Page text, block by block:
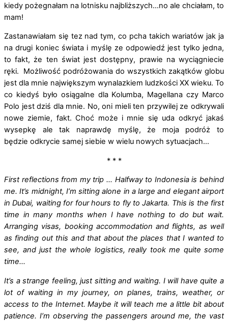
kiedy pożegnałam na lotnisku najbliższych…no ale chciałam, to
mam!
Zastanawiałam się tez nad tym, co pcha takich wariatów jak ja
na drugi koniec świata i myślę ze odpowiedź jest tylko jedna,
to fakt, że ten świat jest dostępny, prawie na wyciągniecie
ręki. Możliwość podróżowania do wszystkich zakątków globu
jest dla mnie największym wynalazkiem ludzkości XX wieku. To
co kiedyś było osiągalne dla Kolumba, Magellana czy Marco
Polo jest dziś dla mnie. No, oni mieli ten przywilej ze odkrywali
nowe ziemie, fakt. Choć może i mnie się uda odkryć jakaś
wysepkę ale tak naprawdę myślę, że moja podróż to
będzie odkrycie samej siebie w wielu nowych sytuacjach…
* * *
First reflections from my trip … Halfway to Indonesia is behind
me. It’s midnight, I’m sitting alone in a large and elegant airport
in Dubai, waiting for four hours to fly to Jakarta. This is the first
time in many months when I have nothing to do but wait.
Arranging visas, booking accommodation and flights, as well
as finding out this and that about the places that I wanted to
see, and just the whole logistics, really took me quite some
time…
It’s a strange feeling, just sitting and waiting. I will have quite a
lot of waiting in my journey, on planes, trains, weather, or
access to the Internet. Maybe it will teach me a little bit about
patience. I’m observing the passengers around me, the vast